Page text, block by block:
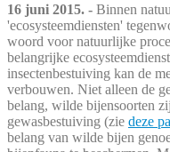
16 juni 2015. - Binnen
'ecosysteemdiensten'
woord voor natuurlijke
belangrijke
insectenbestuiving kan de
verbouwen. Niet alleen de
belang, wilde bijensoorten
gewasbestuiving (zie deze
belang van wilde bijen